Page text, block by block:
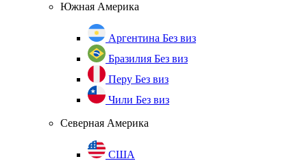
Южная Америка
Аргентина Без виз
Бразилия Без виз
Перу Без виз
Чили Без виз
Северная Америка
США